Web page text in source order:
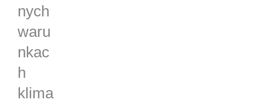
nych
waru
nkac
h
klima